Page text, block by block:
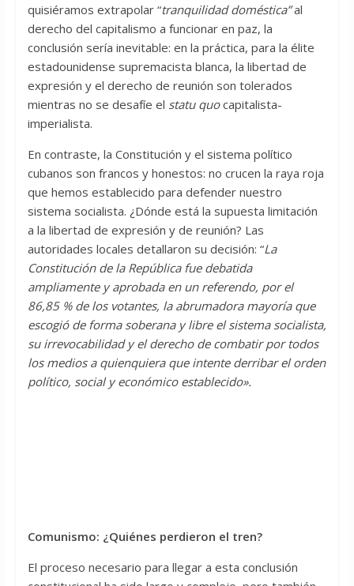
quisiéramos extrapolar “tranquilidad doméstica”al
derecho del capitalismo a funcionar en paz, la
conclusión sería inevitable: en la práctica, para la élite
estadounidense supremacista blanca, la libertad de
expresión y el derecho de reunión son tolerados
mientras no se desafíe el statu quocapitalista-
imperialista.
En contraste, la Constitución y el sistema político
cubanos son francos y honestos: no crucen la raya roja
que hemos establecido para defender nuestro
sistema socialista. ¿Dónde está la supuesta limitación
a la libertad de expresión y de reunión? Las
autoridades locales detallaron su decisión: “La
Constitución de la República fue debatida
ampliamente y aprobada en un referendo, por el
86,85 % de los votantes, la abrumadora mayoría que
escogió de forma soberana y libre el sistema socialista,
su irrevocabilidad y el derecho de combatir por todos
los medios a quienquiera que intente derribar el orden
político, social y económico establecido».
Comunismo: ¿Quiénes perdieron el tren?
El proceso necesario para llegar a esta conclusión